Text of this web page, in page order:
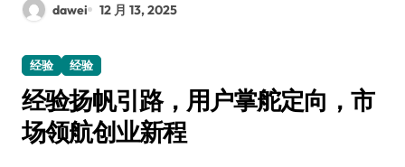
dawei 12 月 13, 2025
经验 经验
经验扬帆引路，用户掌舵定向，市
场领航创业新程